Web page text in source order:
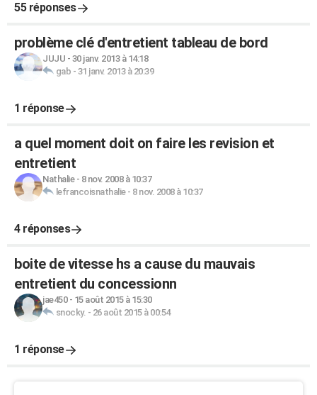
55 réponses
problème clé d'entretient tableau de bord
JUJU - 30 janv. 2013 à 14:18
gab - 31 janv. 2013 à 20:39
1 réponse
a quel moment doit on faire les revision et
entretient
Nathalie- 8 nov. 2008 à 10:37
lefrancoisnathalie- 8 nov. 2008 à 10:37
4 réponses
boite de vitesse hs a cause du mauvais
entretient du concessionn
jae450- 15 août 2015 à 15:30
snocky. - 26 août 2015 à 00:54
1 réponse